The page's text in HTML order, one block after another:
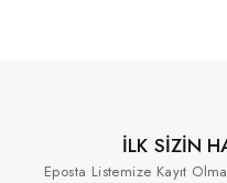
İLK SİZİN
Eposta Listemize Kayıt